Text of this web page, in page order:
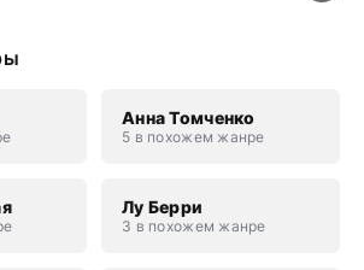
Анна Томченко
5 в похожем жанре
Лу Берри
3 в похожем жанре